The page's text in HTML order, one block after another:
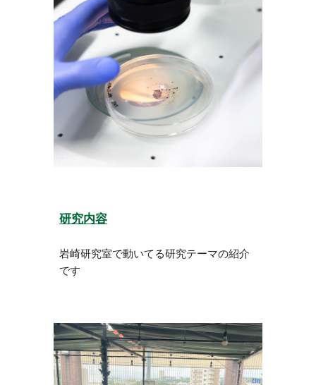
研究内容
岩崎研究室で動いてる研究テーマの紹介
です